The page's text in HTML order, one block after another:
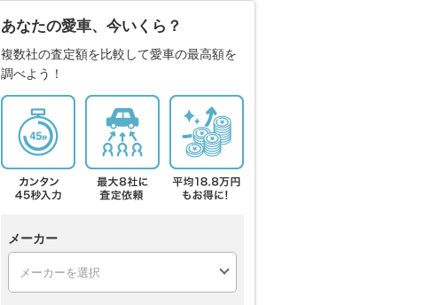
あなたの愛車、今いくら？
複数社の査定額を比較して愛車の最高額を
調べよう！
メーカー